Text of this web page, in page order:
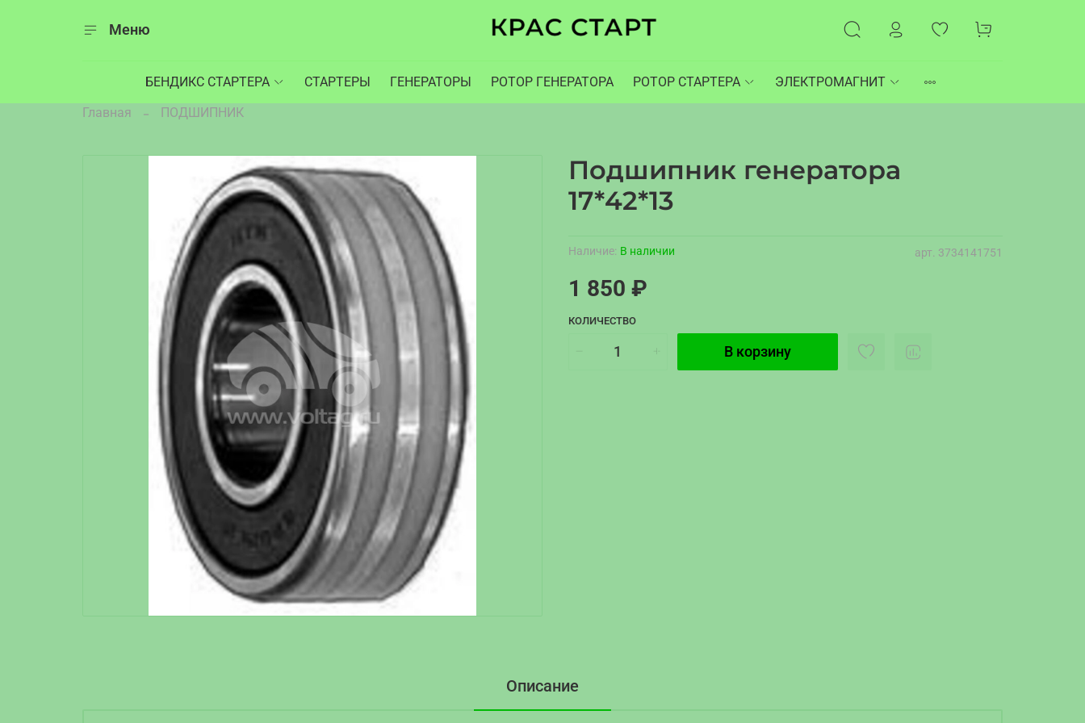
Меню
БЕНДИКС СТАРТЕРА СТАРТЕРЫ ГЕНЕРАТОРЫ РОТОР ГЕНЕРАТОРА РОТОР СТАРТЕРА
ЭЛЕКТРОМАГНИТ
Главная
ПОДШИПНИК
арт. 3734141751
Наличие: В наличии
Подшипник генератора
17*42*13
1 850 ₽
КОЛИЧЕСТВО
В корзину
Описание